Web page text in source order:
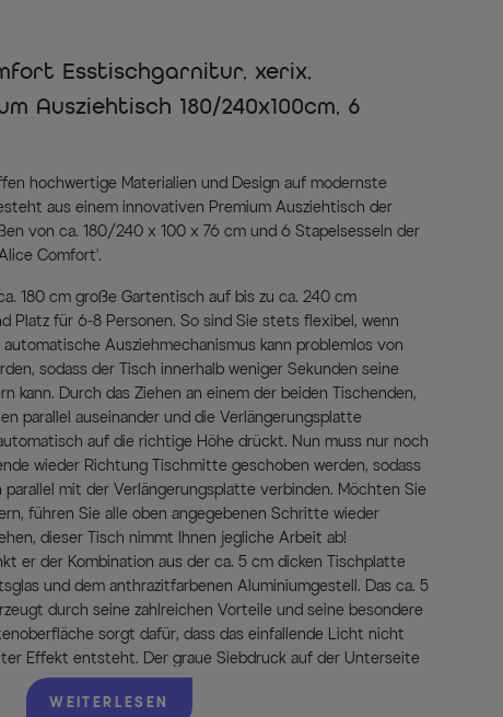
Esstischgarnitur, xerix,
Ausziehtisch 180/240x100cm, 6
hochwertige Materialien und Design auf modernste
aus einem innovativen Premium Ausziehtisch der
von ca. 180/240 x 100 x 76 cm und 6 Stapelsesseln der
Comfort'.
180 cm große Gartentisch auf bis zu ca. 240 cm
Platz für 6-8 Personen. So sind Sie stets flexibel, wenn
Ausziehmechanismus kann problemlos von
sodass der Tisch innerhalb weniger Sekunden seine
kann. Durch das Ziehen an einem der beiden Tischenden,
parallel auseinander und die Verlängerungsplatte
auf die richtige Höhe drückt. Nun muss nur noch
wieder Richtung Tischmitte geschoben werden, sodass
mit der Verlängerungsplatte verbinden. Möchten Sie
führen Sie alle oben angegebenen Schritte wieder
dieser Tisch nimmt Ihnen jegliche Arbeit ab!
er der Kombination aus der ca. 5 cm dicken Tischplatte
und dem anthrazitfarbenen Aluminiumgestell. Das ca. 5
durch seine zahlreichen Vorteile und seine besondere
sorgt dafür, dass das einfallende Licht nicht
Effekt entsteht. Der graue Siebdruck auf der Unterseite
Optik der Tischplatte. Das anthrazitfarbene
worden, dass es perfekt zu den anthrazitfarbenen
WEITERLESEN